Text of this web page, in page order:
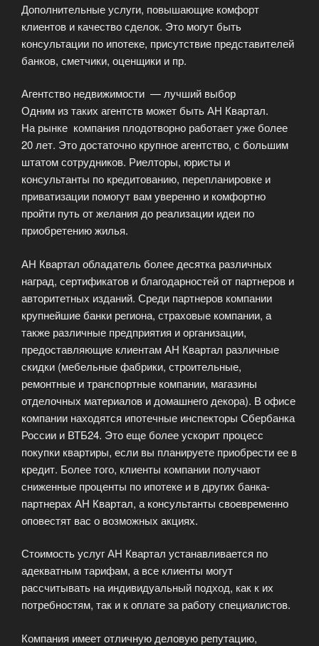
Дополнительные услуги, повышающие комфорт
клиентов и качество сделок. Это могут быть
консультации по ипотеке, присутствие представителей
банков, сметчики, оценщики и пр.
Агентство недвижимости — лучший выбор
Одним из таких агентств может быть АН Квартал.
На рынке компания плодотворно работает уже более
20 лет. Это достаточно крупное агентство, с большим
штатом сотрудников. Риелторы, юристы и
консультанты по кредитованию, перепланировке и
приватизации помогут вам уверенно и комфортно
пройти путь от желания до реализации идеи по
приобретению жилья.
АН Квартал обладатель более десятка различных
наград, сертификатов и благодарностей от партнеров и
авторитетных изданий. Среди партнеров компании
крупнейшие банки региона, страховые компании, а
также различные предприятия и организации,
предоставляющие клиентам АН Квартал различные
скидки (мебельные фабрики, строительные,
ремонтные и транспортные компании, магазины
отделочных материалов и домашнего декора). В офисе
компании находятся ипотечные инспекторы Сбербанка
России и ВТБ24. Это еще более ускорит процесс
покупки квартиры, если вы планируете приобрести ее в
кредит. Более того, клиенты компании получают
сниженные проценты по ипотеке и в других банка-
партнерах АН Квартал, а консультанты своевременно
оповестят вас о возможных акциях.
Стоимость услуг АН Квартал устанавливается по
адекватным тарифам, а все клиенты могут
рассчитывать на индивидуальный подход, как к их
потребностям, так и к оплате за работу специалистов.
Компания имеет отличную деловую репутацию,